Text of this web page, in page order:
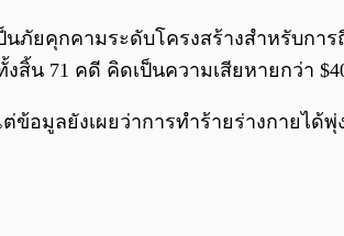
ภัยคุกคามระดับโครงสร้างสำหรับกา
สิ้น 71 คดี คิดเป็นความเสียหายกว่า
อมูลยังเผยว่าการทำร้ายร่างกายได้